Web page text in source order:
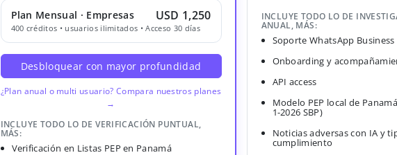
Plan Mensual · Empresas USD 1,250
400 créditos • usuarios ilimitados • Acceso 30 días
Desbloquear con mayor profundidad
¿Plan anual o multi usuario? Compara nuestros planes
→
INCLUYE TODO LO DE VERIFICACIÓN PUNTUAL,
MÁS:
Verificación en Listas PEP en Panamá
INCLUYE TODO LO DE
ANUAL, MÁS:
Soporte WhatsApp Business
Onboarding y
API access
Modelo PEP local de
1-2026 SBP)
Noticias adversas con IA y
cumplimiento